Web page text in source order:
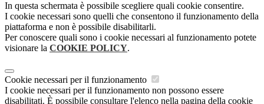
In questa schermata è possibile scegliere quali cookie consentire.
I cookie necessari sono quelli che consentono il funzionamento della
piattaforma e non è possibile disabilitarli.
Per conoscere quali sono i cookie necessari al funzionamento potete
visionare la COOKIE POLICY.
Cookie necessari per il funzionamento
I cookie necessari per il funzionamento non possono essere
disabilitati. È possibile consultare l'elenco nella pagina della cookie